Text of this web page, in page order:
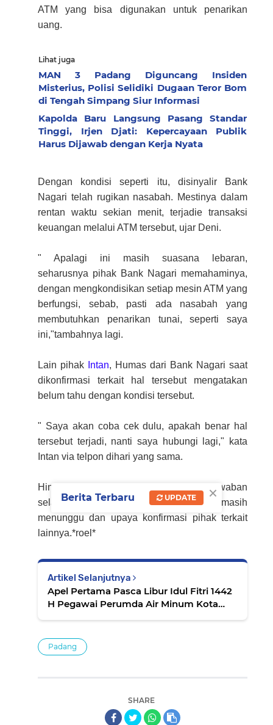
ATM yang bisa digunakan untuk penarikan
uang.
Lihat juga
MAN 3 Padang Diguncang Insiden
Misterius, Polisi Selidiki Dugaan Teror Bom
di Tengah Simpang Siur Informasi
Kapolda Baru Langsung Pasang Standar
Tinggi, Irjen Djati: Kepercayaan Publik
Harus Dijawab dengan Kerja Nyata
Dengan kondisi seperti itu, disinyalir Bank
Nagari telah rugikan nasabah. Mestinya dalam
rentan waktu sekian menit, terjadie transaksi
keuangan melalui ATM tersebut, ujar Deni.
" Apalagi ini masih suasana lebaran,
seharusnya pihak Bank Nagari memahaminya,
dengan mengkondisikan setiap mesin ATM yang
berfungsi, sebab, pasti ada nasabah yang
membutuhkan penarikan tunai, seperti saya
ini,"tambahnya lagi.
Lain pihak Intan, Humas dari Bank Nagari saat
dikonfirmasi terkait hal tersebut mengatakan
belum tahu dengan kondisi tersebut.
" Saya akan coba cek dulu, apakah benar hal
tersebut terjadi, nanti saya hubungi lagi," kata
Intan via telpon dihari yang sama.
Hingga berita diterbitkan belum jawaban
selanjutnya dari Intan. Dan Media masih
menunggu dan upaya konfirmasi pihak terkait
lainnya.*roel*
Artikel Selanjutnya
Apel Pertama Pasca Libur Idul Fitri 1442
H Pegawai Perumda Air Minum Kota
Padang
SHARE
×
Berita Terbaru UPDATE